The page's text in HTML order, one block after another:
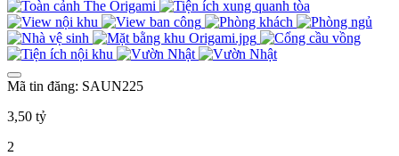
Mã tin đăng: SAUN225
3,50 tỷ
2